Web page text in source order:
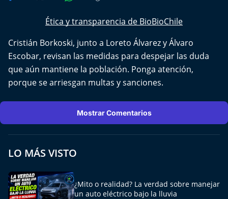
Más de 100 Días
Tu Mereces Ser Feliz
Cultura y Espectáculos
Del Fin del Mundo
Deportes
Ética y transparencia de BioBioChile
Cristián Borkoski, junto a Loreto Álvarez y Álvaro
Escobar, revisan las medidas para despejar las duda
que aún mantiene la población. Ponga atención,
porque se arriesgan multas y sanciones.
Mostrar Comentarios
LO MÁS VISTO
¿Mito o realidad? La verdad sobre manejar
un auto eléctrico bajo la lluvia